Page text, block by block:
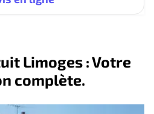
Limoges : Votre
complète.